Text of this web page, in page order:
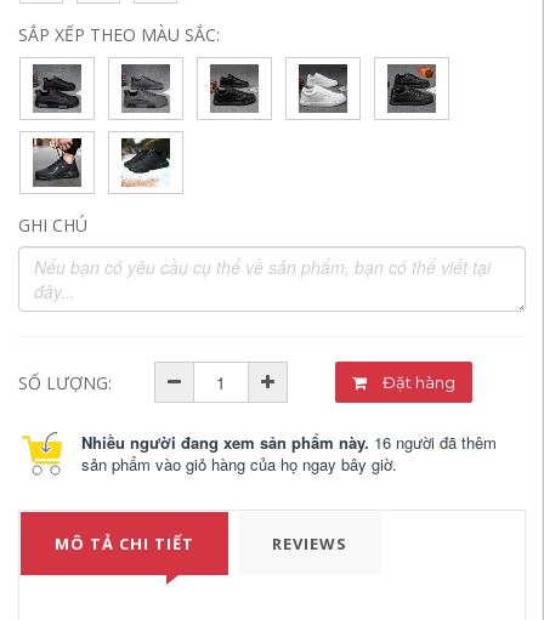
SẮP XẾP THEO MÀU SẮC:
GHI CHÚ
SỐ LƯỢNG: Đặt hàng
Nhiều người đang xem sản phẩm này. 16 người đã thêm
sản phẩm vào giỏ hàng của họ ngay bây giờ.
MÔ TẢ CHI TIẾT REVIEWS